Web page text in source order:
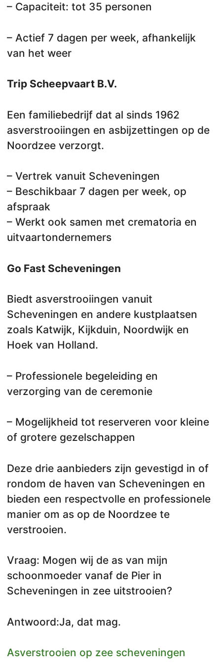
– Capaciteit: tot 35 personen
– Actief 7 dagen per week, afhankelijk
van het weer
Trip Scheepvaart B.V.
Een familiebedrijf dat al sinds 1962
asverstrooiingen en asbijzettingen op de
Noordzee verzorgt.
– Vertrek vanuit Scheveningen
– Beschikbaar 7 dagen per week, op
afspraak
– Werkt ook samen met crematoria en
uitvaartondernemers
Go Fast Scheveningen
Biedt asverstrooiingen vanuit
Scheveningen en andere kustplaatsen
zoals Katwijk, Kijkduin, Noordwijk en
Hoek van Holland.
– Professionele begeleiding en
verzorging van de ceremonie
– Mogelijkheid tot reserveren voor kleine
of grotere gezelschappen
Deze drie aanbieders zijn gevestigd in of
rondom de haven van Scheveningen en
bieden een respectvolle en professionele
manier om as op de Noordzee te
verstrooien.
Vraag: Mogen wij de as van mijn
schoonmoeder vanaf de Pier in
Scheveningen in zee uitstrooien?
Antwoord:Ja, dat mag.
Asverstrooien op zee scheveningen